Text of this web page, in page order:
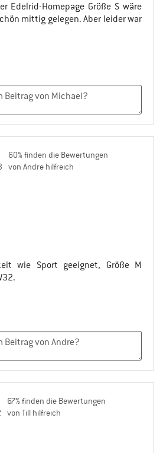
Edelrid-Homepage Größe S wäre
mittig gelegen. Aber leider war
60% finden die Bewertungen
von Andre hilfreich
wie Sport geeignet, Größe M
67% finden die Bewertungen
von Till hilfreich